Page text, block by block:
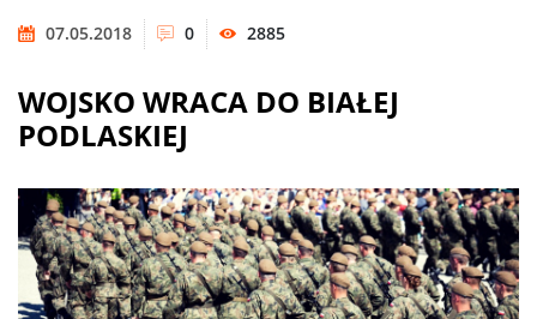
07.05.2018 0 2885
WOJSKO WRACA DO BIAŁEJ
PODLASKIEJ